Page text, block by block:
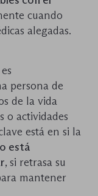
cuando
alegadas.
persona de
de la vida
o actividades
está en si la
está
, si retrasa su
mantener